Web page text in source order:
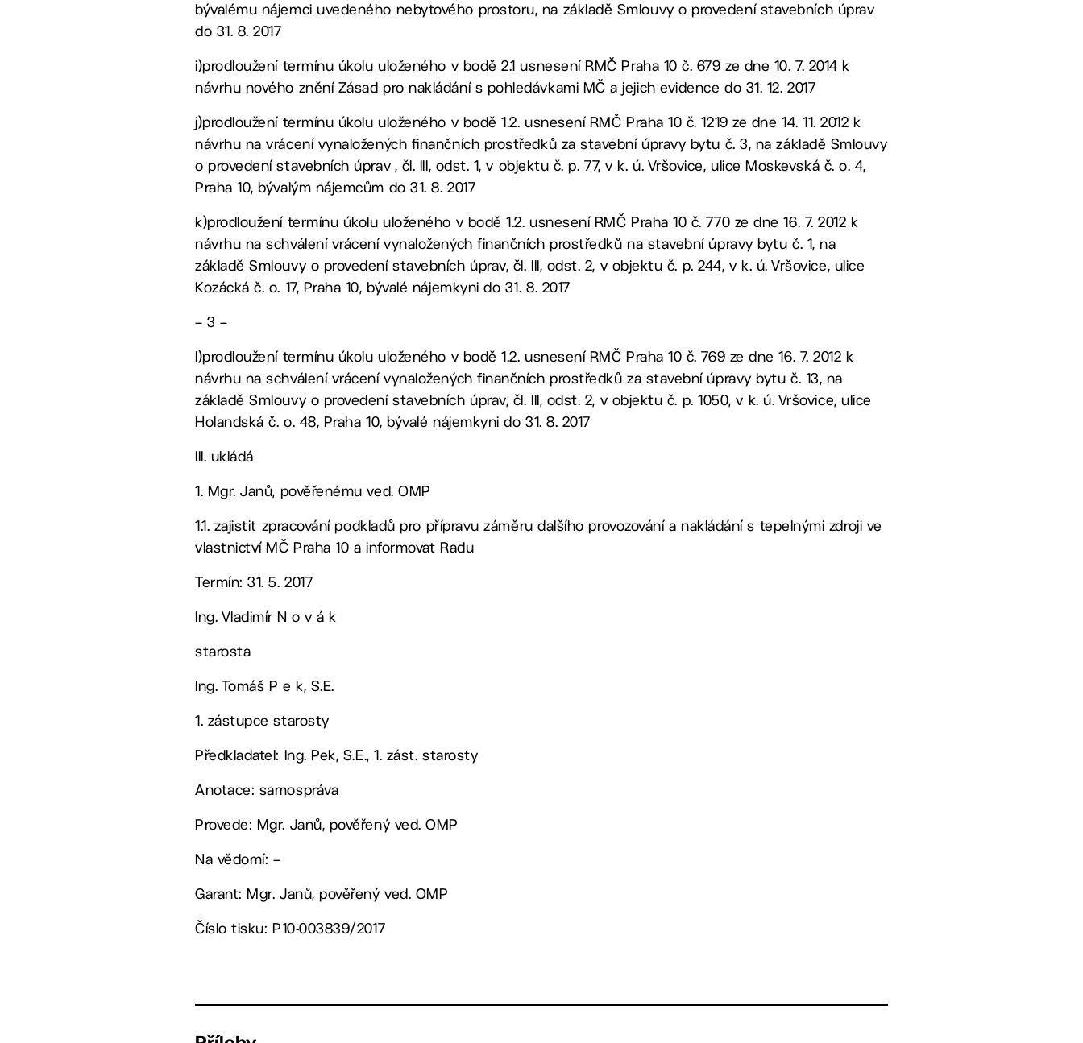
bývalému nájemci uvedeného nebytového prostoru, na základě Smlouvy o provedení stavebních úprav
do 31. 8. 2017
i)prodloužení termínu úkolu uloženého v bodě 2.1 usnesení RMČ Praha 10 č. 679 ze dne 10. 7. 2014 k
návrhu nového znění Zásad pro nakládání s pohledávkami MČ a jejich evidence do 31. 12. 2017
j)prodloužení termínu úkolu uloženého v bodě 1.2. usnesení RMČ Praha 10 č. 1219 ze dne 14. 11. 2012 k
návrhu na vrácení vynaložených finančních prostředků za stavební úpravy bytu č. 3, na základě Smlouvy
o provedení stavebních úprav , čl. III, odst. 1, v objektu č. p. 77, v k. ú. Vršovice, ulice Moskevská č. o. 4,
Praha 10, bývalým nájemcům do 31. 8. 2017
k)prodloužení termínu úkolu uloženého v bodě 1.2. usnesení RMČ Praha 10 č. 770 ze dne 16. 7. 2012 k
návrhu na schválení vrácení vynaložených finančních prostředků na stavební úpravy bytu č. 1, na
základě Smlouvy o provedení stavebních úprav, čl. III, odst. 2, v objektu č. p. 244, v k. ú. Vršovice, ulice
Kozácká č. o. 17, Praha 10, bývalé nájemkyni do 31. 8. 2017
– 3 –
l)prodloužení termínu úkolu uloženého v bodě 1.2. usnesení RMČ Praha 10 č. 769 ze dne 16. 7. 2012 k
návrhu na schválení vrácení vynaložených finančních prostředků za stavební úpravy bytu č. 13, na
základě Smlouvy o provedení stavebních úprav, čl. III, odst. 2, v objektu č. p. 1050, v k. ú. Vršovice, ulice
Holandská č. o. 48, Praha 10, bývalé nájemkyni do 31. 8. 2017
III. ukládá
1. Mgr. Janů, pověřenému ved. OMP
1.1. zajistit zpracování podkladů pro přípravu záměru dalšího provozování a nakládání s tepelnými zdroji ve
vlastnictví MČ Praha 10 a informovat Radu
Termín: 31. 5. 2017
Ing. Vladimír N o v á k
starosta
Ing. Tomáš P e k, S.E.
1. zástupce starosty
Předkladatel: Ing. Pek, S.E., 1. zást. starosty
Anotace: samospráva
Provede: Mgr. Janů, pověřený ved. OMP
Na vědomí: –
Garant: Mgr. Janů, pověřený ved. OMP
Číslo tisku: P10-003839/2017